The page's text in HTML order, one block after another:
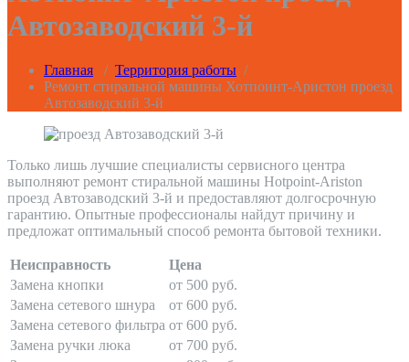
Автозаводский 3-й
Главная / Территория работы /
Ремонт стиральной машины Хотпоинт-Аристон проезд
Автозаводский 3-й
Только лишь лучшие специалисты сервисного центра
выполняют ремонт стиральной машины Hotpoint-Ariston
проезд Автозаводский 3-й и предоставляют долгосрочную
гарантию. Опытные профессионалы найдут причину и
предложат оптимальный способ ремонта бытовой техники.
Неисправность
Цена
Замена кнопки
от 500 руб.
Замена сетевого шнура
от 600 руб.
Замена сетевого фильтра от 600 руб.
Замена ручки люка
от 700 руб.